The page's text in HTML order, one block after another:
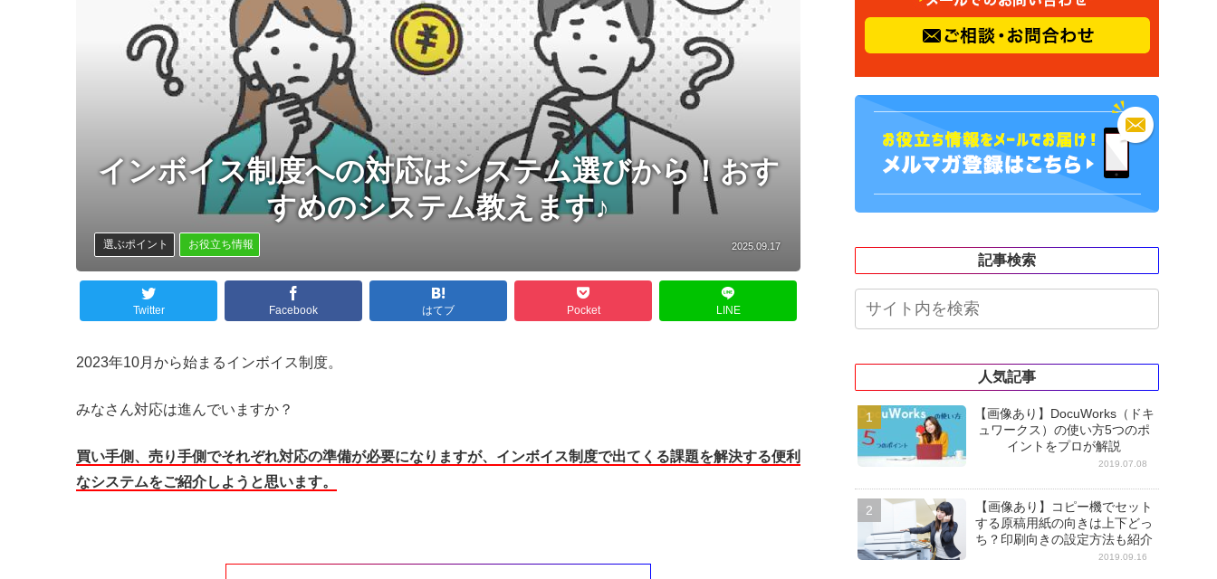
選ぶポイント お役立ち情報
インボイス制度への対応はシステム選びから！おす
すめのシステム教えます♪
2025.09.17
Twitter Facebook はてブ Pocket LINE
2023年10月から始まるインボイス制度。
みなさん対応は進んでいますか？
買い手側、売り手側でそれぞれ対応の準備が必要になりますが、インボイス制度で出てくる課題を解決する便利
なシステムをご紹介しようと思います。
記事検索
人気記事
【画像あり】DocuWorks（ドキ
ュワークス）の使い方5つのポ
イントをプロが解説
2019.07.08
【画像あり】コピー機でセット
する原稿用紙の向きは上下どっ
ち？印刷向きの設定方法も紹介
2019.09.16